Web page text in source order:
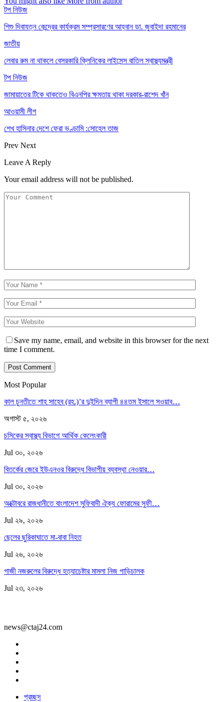
টপ নিউজ
শিশু দিবাযত্ন কেন্দ্রের কার্যক্রম সম্প্রসারণের আহ্বান ডা. জুবাইদা রহমানের
জাতীয়
লেবার রুম না থাকলে বেসরকারি ক্লিনিকের লাইসেন্স বাতিল স্বাস্থ্যমন্ত্রী
টপ নিউজ
জামায়াতের টিকে থাকতেও বিএনপির ক্ষমতায় থাকা দরকার-রাশেদ খাঁন
আওয়ামী লীগ
শেখ হাসিনার দেশে ফেরা ভণ্ডামি :সোহেল তাজ
Prev Next
Leave A Reply
Your email address will not be published.
Save my name, email, and website in this browser for the next
time I comment.
Most Popular
কাল চুনতীতে শাহ সাহেব (রহ.)’র দুইদিন ব্যাপী ৪৪তম ইসালে সওয়াব…
অগাস্ট ৫, ২০২৬
চসিকের স্বাস্থ্য বিভাগে আর্থিক কেলেংকারী
Jul ৩০, ২০২৬
বিতর্কের জেরে ইউএনওর বিরুদ্ধে বিভাগীয় ব্যবস্থা নেওয়ার…
Jul ৩০, ২০২৬
অক্টোবরে রাজধানীতে বাংলাদেশ সুফিবাদী ঐক্য ফোরামের সুফী…
Jul ২৯, ২০২৬
ছেলের ছুরিকাঘাতে মা-বাবা নিহত
Jul ২৬, ২০২৬
গাজী নজরুলের বিরুদ্ধে হত্যাচেষ্টার মামলা নিজ গাড়িচালক
Jul ২৩, ২০২৬
news@ctaj24.com
প্রচ্ছদ